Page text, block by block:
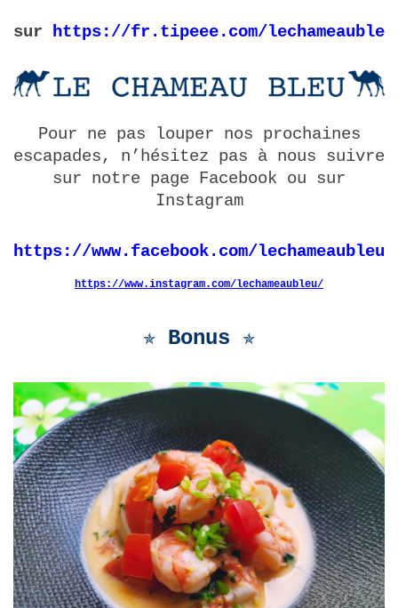
sur https://fr.tipeee.com/lechameaubleu
Pour ne pas louper nos prochaines
escapades, n’hésitez pas à nous suivre
sur notre page Facebook ou sur
Instagram
https://www.facebook.com/
https://www.instagram.com/lechameaubleu/
✯ Bonus ✯